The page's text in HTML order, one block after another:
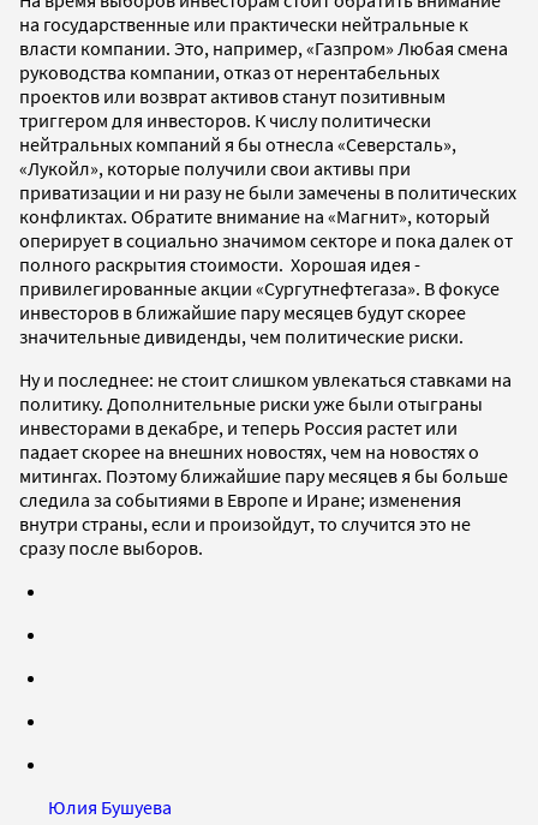
на государственные или практически нейтральные к
власти компании. Это, например, «Газпром» Любая смена
руководства компании, отказ от нерентабельных
проектов или возврат активов станут позитивным
триггером для инвесторов. К числу политически
нейтральных компаний я бы отнесла «Северсталь»,
«Лукойл», которые получили свои активы при
приватизации и ни разу не были замечены в политических
конфликтах. Обратите внимание на «Магнит», который
оперирует в социально значимом секторе и пока далек от
полного раскрытия стоимости. Хорошая идея -
привилегированные акции «Сургутнефтегаза». В фокусе
инвесторов в ближайшие пару месяцев будут скорее
значительные дивиденды, чем политические риски.
Ну и последнее: не стоит слишком увлекаться ставками на
политику. Дополнительные риски уже были отыграны
инвесторами в декабре, и теперь Россия растет или
падает скорее на внешних новостях, чем на новостях о
митингах. Поэтому ближайшие пару месяцев я бы больше
следила за событиями в Европе и Иране; изменения
внутри страны, если и произойдут, то случится это не
сразу после выборов.
Юлия Бушуева